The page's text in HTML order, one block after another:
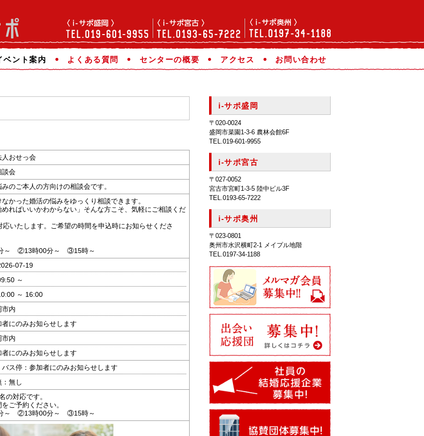
ベント案内 よくある質問 センターの概要 アクセス お問い合わせ
人おせっ会
談会
のご本人の方向けの相談会です。
かった婚活の悩みをゆっくり相談できます。
めればいいかわからない」そんな方こそ、気軽にご相談くだ
応いたします。ご希望の時間を申込時にお知らせくださ
～ ②13時00分～ ③15時～
07-19
～
～ 16:00
市内
にのみお知らせします
市内
にのみお知らせします
ス停：参加者にのみお知らせします
無し
の対応です。
ご予約ください。
～ ②13時00分～ ③15時～
i-サポ盛岡
〒020-0024
盛岡市菜園1-3-6 農林会館6F
TEL.019-601-9955
i-サポ宮古
〒027-0052
宮古市宮町1-3-5 陸中ビル3F
TEL.0193-65-7222
i-サポ奥州
〒023-0801
奥州市水沢横町2-1 メイプル地階
TEL.0197-34-1188